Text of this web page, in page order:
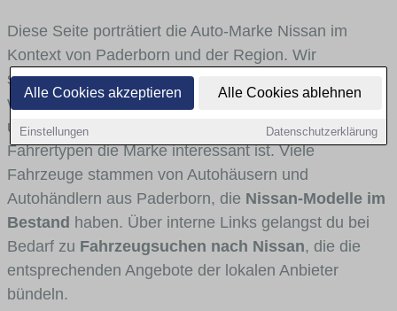
Alle Cookies akzeptieren Alle Cookies ablehnen
Einstellungen Datenschutzerklärung
Diese Seite porträtiert die Auto-Marke Nissan im
Kontext von Paderborn und der Region. Wir
skizzieren, in welchen Fahrzeugklassen Nissan stark
vertreten ist, welche Modellreihen häufig im Stadt-
und Umlandverkehr zu sehen sind und für welche
Fahrertypen die Marke interessant ist. Viele
Fahrzeuge stammen von Autohäusern und
Autohändlern aus Paderborn, die Nissan-Modelle im
Bestand haben. Über interne Links gelangst du bei
Bedarf zu Fahrzeugsuchen nach Nissan, die die
entsprechenden Angebote der lokalen Anbieter
bündeln.